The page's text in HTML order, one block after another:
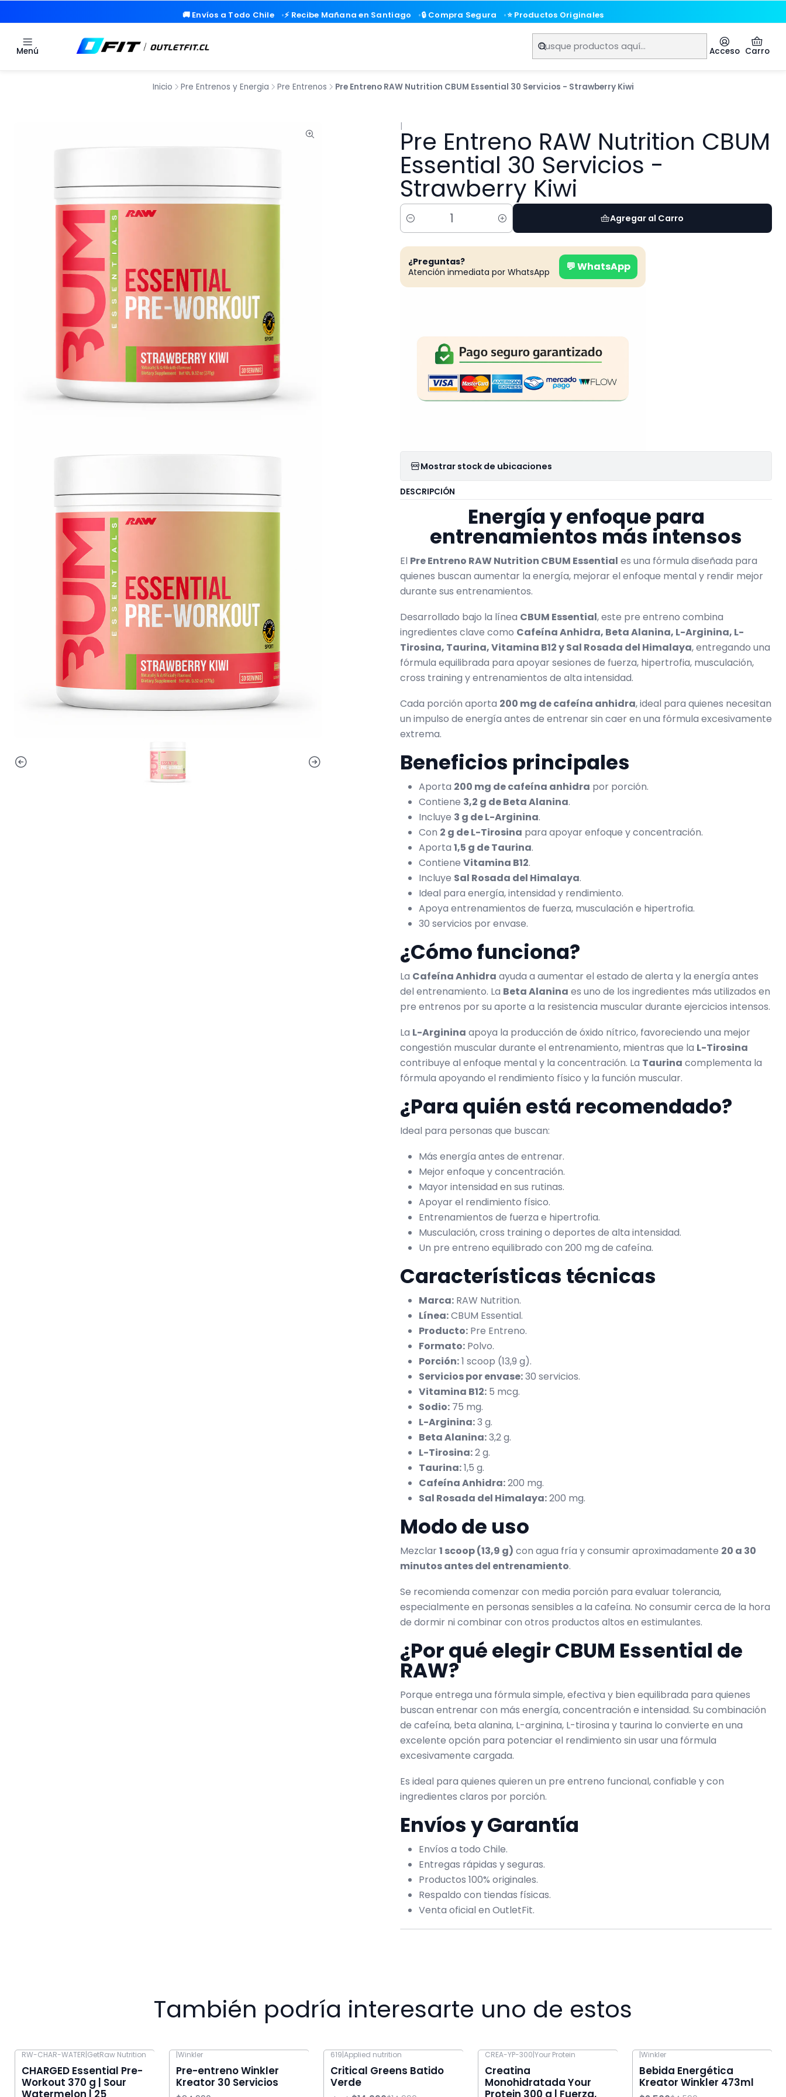
🚚 Envíos a Todo Chile ⚡ Recibe Mañana en Santiago 🔒 Compra Segura ⭐ Productos Originales
Menú Acceso Carro
Inicio Pre Entrenos y Energia Pre Entrenos Pre Entreno RAW Nutrition CBUM Essential 30 Servicios - Strawberry Kiwi
|Pre Entreno RAW Nutrition CBUM
Essential 30 Servicios -
Strawberry Kiwi
Cantidad
Agregar al Carro
¿Preguntas?
Atención inmediata por WhatsApp
💬 WhatsApp
Mostrar stock de ubicaciones
DESCRIPCIÓN
Energía y enfoque para
entrenamientos más intensos
El Pre Entreno RAW Nutrition CBUM Essential es una fórmula diseñada para
quienes buscan aumentar la energía, mejorar el enfoque mental y rendir mejor
durante sus entrenamientos.
Desarrollado bajo la línea CBUM Essential, este pre entreno combina
ingredientes clave como Cafeína Anhidra, Beta Alanina, L-Arginina, L-
Tirosina, Taurina, Vitamina B12 y Sal Rosada del Himalaya, entregando una
fórmula equilibrada para apoyar sesiones de fuerza, hipertrofia, musculación,
cross training y entrenamientos de alta intensidad.
Cada porción aporta 200 mg de cafeína anhidra, ideal para quienes necesitan
un impulso de energía antes de entrenar sin caer en una fórmula excesivamente
extrema.
Beneficios principales
Aporta 200 mg de cafeína anhidra por porción.
Contiene 3,2 g de Beta Alanina.
Incluye 3 g de L-Arginina.
Con 2 g de L-Tirosina para apoyar enfoque y concentración.
Aporta 1,5 g de Taurina.
Contiene Vitamina B12.
Incluye Sal Rosada del Himalaya.
Ideal para energía, intensidad y rendimiento.
Apoya entrenamientos de fuerza, musculación e hipertrofia.
30 servicios por envase.
¿Cómo funciona?
La Cafeína Anhidra ayuda a aumentar el estado de alerta y la energía antes
del entrenamiento. La Beta Alanina es uno de los ingredientes más utilizados en
pre entrenos por su aporte a la resistencia muscular durante ejercicios intensos.
La L-Arginina apoya la producción de óxido nítrico, favoreciendo una mejor
congestión muscular durante el entrenamiento, mientras que la L-Tirosina
contribuye al enfoque mental y la concentración. La Taurina complementa la
fórmula apoyando el rendimiento físico y la función muscular.
¿Para quién está recomendado?
Ideal para personas que buscan:
Más energía antes de entrenar.
Mejor enfoque y concentración.
Mayor intensidad en sus rutinas.
Apoyar el rendimiento físico.
Entrenamientos de fuerza e hipertrofia.
Musculación, cross training o deportes de alta intensidad.
Un pre entreno equilibrado con 200 mg de cafeína.
Características técnicas
Marca: RAW Nutrition.
Línea:CBUM Essential.
Producto: Pre Entreno.
Formato: Polvo.
Porción:1 scoop (13,9 g).
Servicios por envase:30 servicios.
Vitamina B12: 5 mcg.
Sodio: 75 mg.
L-Arginina:3 g.
Beta Alanina:3,2 g.
L-Tirosina:2 g.
Taurina:1,5 g.
Cafeína Anhidra:200 mg.
Sal Rosada del Himalaya:200 mg.
Modo de uso
Mezclar1 scoop (13,9 g) con agua fría y consumir aproximadamente 20 a 30
minutos antes del entrenamiento.
Se recomienda comenzar con media porción para evaluar tolerancia,
especialmente en personas sensibles a la cafeína. No consumir cerca de la hora
de dormir ni combinar con otros productos altos en estimulantes.
¿Por qué elegir CBUM Essential de
RAW?
Porque entrega una fórmula simple, efectiva y bien equilibrada para quienes
buscan entrenar con más energía, concentración e intensidad. Su combinación
de cafeína, beta alanina, L-arginina, L-tirosina y taurina lo convierte en una
excelente opción para potenciar el rendimiento sin usar una fórmula
excesivamente cargada.
Es ideal para quienes quieren un pre entreno funcional, confiable y con
ingredientes claros por porción.
Envíos y Garantía
Envíos a todo Chile.
Entregas rápidas y seguras.
Productos 100% originales.
Respaldo con tiendas físicas.
Venta oficial en OutletFit.
También podría interesarte uno de estos
RW-CHAR-WATER|GetRaw Nutrition
CHARGED Essential Pre-
Workout 370 g | Sour
Watermelon | 25
|Winkler
Pre-entreno Winkler
Kreator 30 Servicios
619|Applied nutrition
Critical Greens Batido
Verde
CREA-YP-300|Your Protein
Creatina
Monohidratada Your
Protein 300 g | Fuerza,
|Winkler
Bebida Energética
Kreator Winkler 473ml
🚚 Envíos a Todo Chile ⚡ Recibe Mañana en Santiago 🔒 Compra Segura ⭐ Productos Originales